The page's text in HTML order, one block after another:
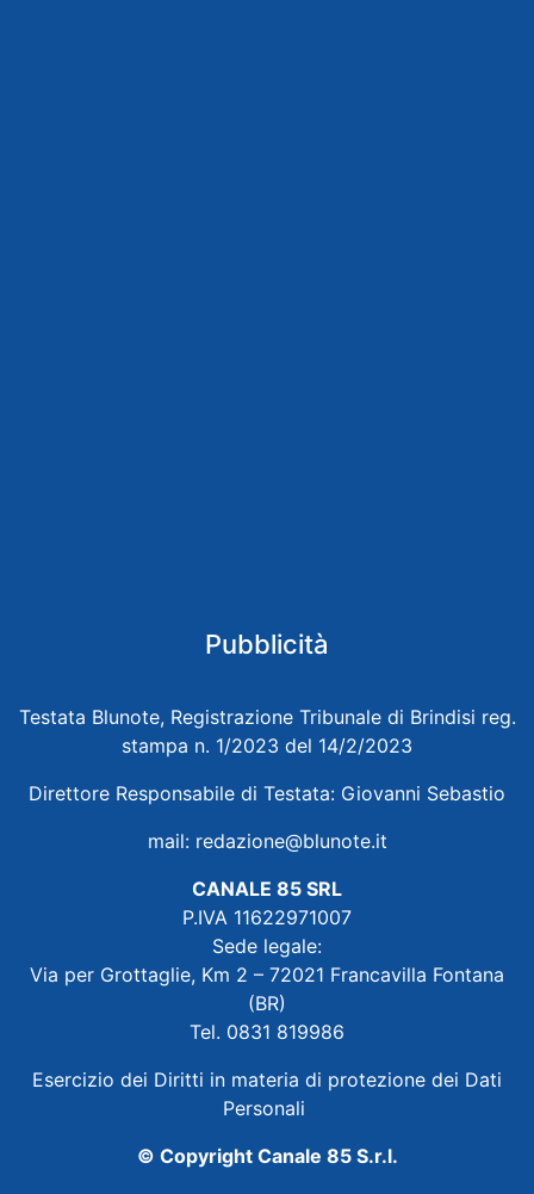
Pubblicità
Testata Blunote, Registrazione Tribunale di Brindisi reg.
stampa n. 1/2023 del 14/2/2023
Direttore Responsabile di Testata: Giovanni Sebastio
mail: redazione@blunote.it
CANALE 85 SRL
P.IVA 11622971007
Sede legale:
Via per Grottaglie, Km 2 – 72021 Francavilla Fontana
(BR)
Tel. 0831 819986
Esercizio dei Diritti in materia di protezione dei Dati
Personali
© Copyright Canale 85 S.r.l.